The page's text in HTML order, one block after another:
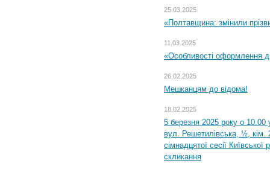
25.03.2025
«Полтавщина: змінили
11.03.2025
«Особливості оформлення
26.02.2025
Мешканцям до відома!
18.02.2025
5 березня 2025 року о 10.00
вул. Решетилівська, ½, кім.
сімнадцятої сесії
скликання